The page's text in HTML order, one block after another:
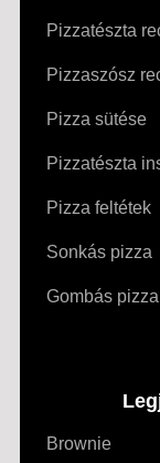
Pizzatészta
Pizzaszósz
Pizza sütése
Pizzatészta
Pizza feltétek
Sonkás pizza
Gombás pizza
Brownie